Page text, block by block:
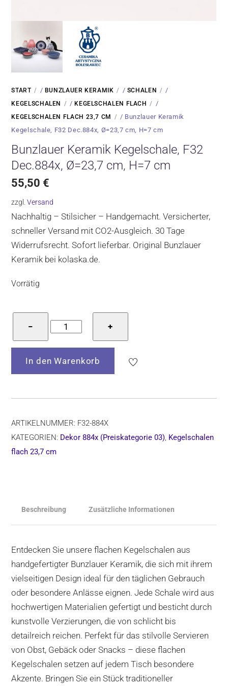
START / BUNZLAUER KERAMIK / SCHALEN /
KEGELSCHALEN /KEGELSCHALEN FLACH /
KEGELSCHALEN FLACH 23,7 CM
/ Bunzlauer Keramik
Kegelschale, F32 Dec.884x, Ø=23,7 cm, H=7 cm
Bunzlauer Keramik Kegelschale, F32
Dec.884x, Ø=23,7 cm, H=7 cm
55,50 €
zzgl.Versand
Nachhaltig – Stilsicher – Handgemacht. Versicherter,
schneller Versand mit CO2-Ausgleich. 30 Tage
Widerrufsrecht. Sofort lieferbar. Original Bunzlauer
Keramik bei kolaska.de.
Vorrätig
−
Bunzlauer
Keramik
Kegelschale,
F32
Dec.884x,
H=7
cm
+
In den Warenkorb
ARTIKELNUMMER: F32-884X
KATEGORIEN: Dekor 884x (Preiskategorie 03), Kegelschalen
flach 23,7 cm
Beschreibung Zusätzliche Informationen
Entdecken Sie unsere flachen Kegelschalen aus
handgefertigter Bunzlauer Keramik, die sich mit ihrem
vielseitigen Design ideal für den täglichen Gebrauch
oder besondere Anlässe eignen. Jede Schale wird aus
hochwertigen Materialien gefertigt und besticht durch
kunstvolle Verzierungen, die von schlicht bis
detailreich reichen. Perfekt für das stilvolle Servieren
von Obst, Gebäck oder Snacks – diese flachen
Kegelschalen setzen auf jedem Tisch besondere
Akzente. Bringen Sie ein Stück traditioneller